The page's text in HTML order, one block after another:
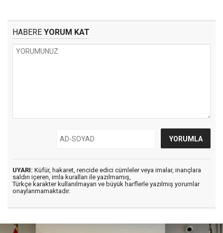
HABERE YORUM KAT
UYARI: Küfür, hakaret, rencide edici cümleler veya imalar, inançlara
saldırı içeren, imla kuralları ile yazılmamış,
Türkçe karakter kullanılmayan ve büyük harflerle yazılmış yorumlar
onaylanmamaktadır.